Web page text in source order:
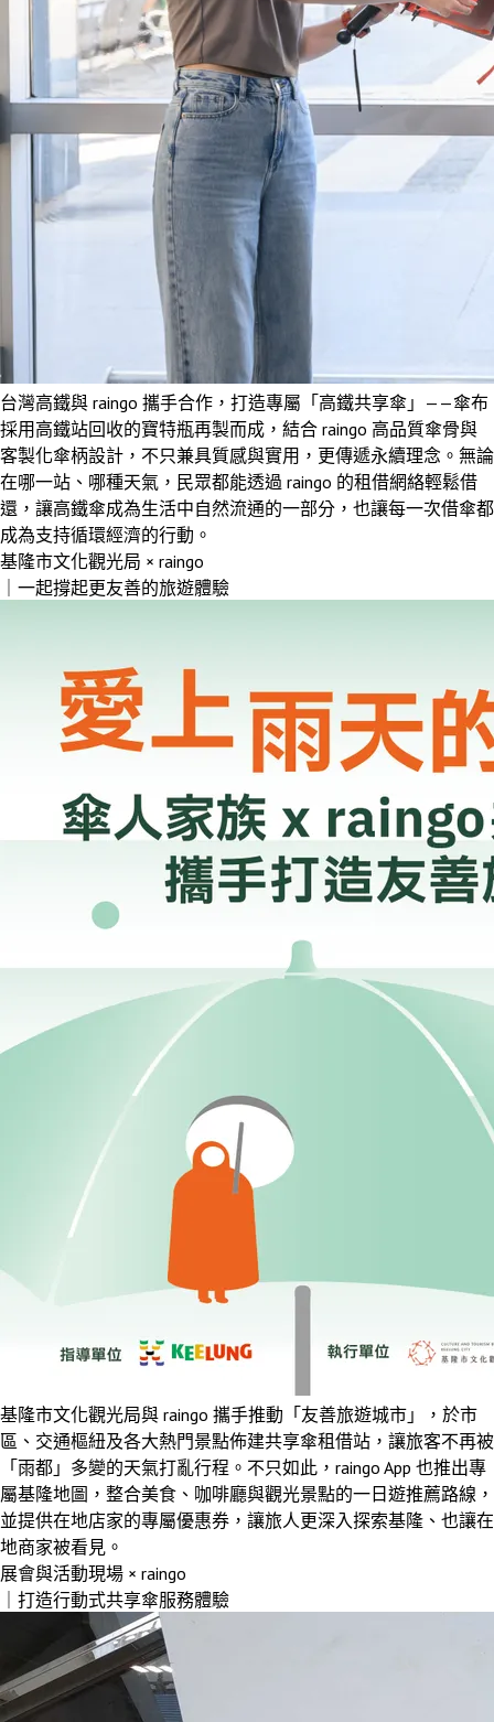
台灣高鐵與 raingo 攜手合作，打造專屬「高鐵共享傘」——傘布
採用高鐵站回收的寶特瓶再製而成，結合 raingo 高品質傘骨與
客製化傘柄設計，不只兼具質感與實用，更傳遞永續理念。無論
在哪一站、哪種天氣，民眾都能透過 raingo 的租借網絡輕鬆借
還，讓高鐵傘成為生活中自然流通的一部分，也讓每一次借傘都
成為支持循環經濟的行動。
基隆市文化觀光局 × raingo
｜一起撐起更友善的旅遊體驗
基隆市文化觀光局與 raingo 攜手推動「友善旅遊城市」，於市
區、交通樞紐及各大熱門景點佈建共享傘租借站，讓旅客不再被
「雨都」多變的天氣打亂行程。不只如此，raingo App 也推出專
屬基隆地圖，整合美食、咖啡廳與觀光景點的一日遊推薦路線，
並提供在地店家的專屬優惠券，讓旅人更深入探索基隆、也讓在
地商家被看見。
展會與活動現場 × raingo
｜打造行動式共享傘服務體驗